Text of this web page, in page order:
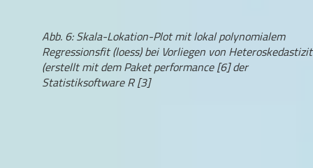
Abb. 6: Skala-Lokation-Plot mit lokal polynomialem
Regressionsfit (loess) bei Vorliegen von
(erstellt mit dem Paket performance [6] der
Statistiksoftware R [3]